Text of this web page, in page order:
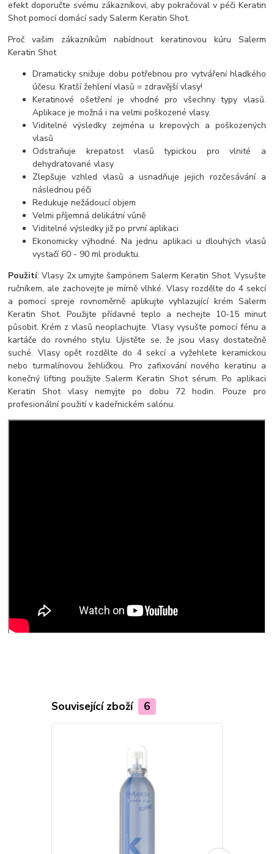
efekt doporučte svému zákazníkovi, aby pokračoval v péči Keratin
Shot pomocí domácí sady Salerm Keratin Shot.
Proč vašim zákazníkům nabídnout keratinovou kúru Salerm
Keratin Shot
Dramaticky snižuje dobu potřebnou pro vytváření hladkého
účesu. Kratší žehlení vlasů = zdravější vlasy!
Keratinové ošetření je vhodné pro všechny typy vlasů.
Aplikace je možná i na velmi poškozené vlasy.
Viditelné výsledky zejména u krepových a poškozených
vlasů
Odstraňuje krepatost vlasů typickou pro vlnité a
dehydratované vlasy
Zlepšuje vzhled vlasů a usnadňuje jejich rozčesávání a
následnou péči
Redukuje nežádoucí objem
Velmi příjemná delikátní vůně
Viditelné výsledky již po první aplikaci
Ekonomicky výhodné. Na jednu aplikaci u dlouhých vlasů
vystačí 60 - 90 ml produktu.
Použití: Vlasy 2x umyjte šampónem Salerm Keratin Shot. Vysušte
ručníkem, ale zachovejte je mírně vlhké. Vlasy rozdělte do 4 sekcí
a pomocí spreje rovnoměrně aplikujte vyhlazující krém Salerm
Keratin Shot. Použijte přídavné teplo a nechejte 10-15 minut
působit. Krém z vlasů neoplachujte. Vlasy vysušte pomocí fénu a
kartáče do rovného stylu. Ujistěte se, že jsou vlasy dostatečně
suché. Vlasy opět rozdělte do 4 sekcí a vyžehlete keramickou
nebo turmalínovou žehličkou. Pro zafixování nového keratinu a
konečný lifting použijte Salerm Keratin Shot sérum. Po aplikaci
Keratin Shot vlasy nemyjte po dobu 72 hodin. Pouze pro
profesionální použití v kadeřnickém salónu.
Související zboží 6